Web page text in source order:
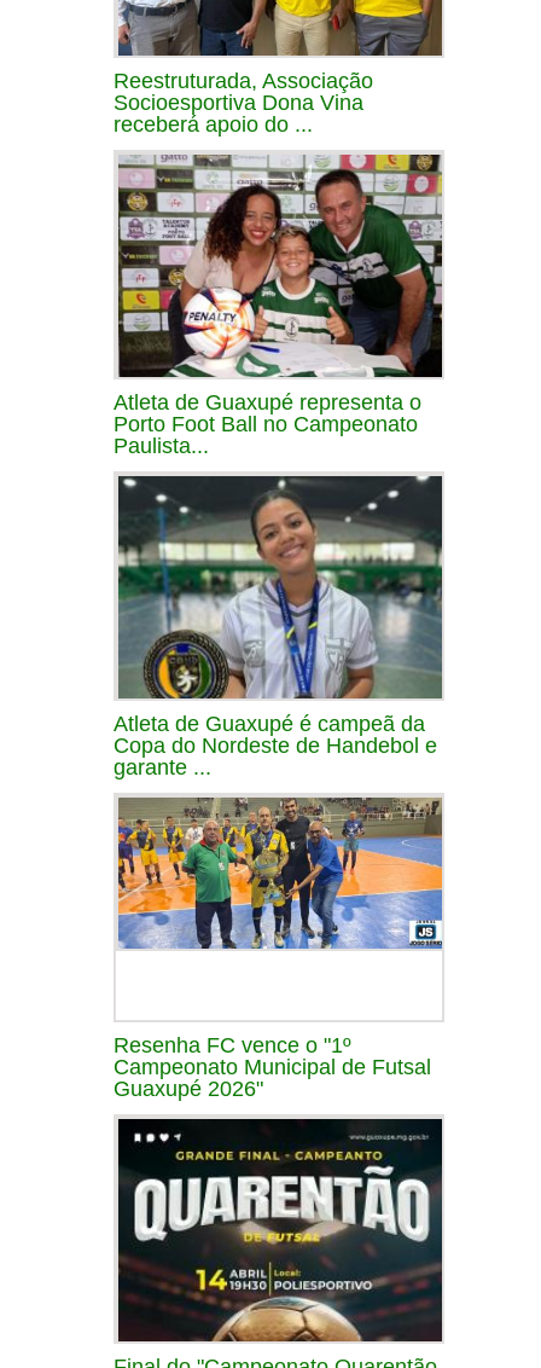
Reestruturada, Associação
Socioesportiva Dona Vina
receberá apoio do ...
Atleta de Guaxupé representa o
Porto Foot Ball no Campeonato
Paulista...
Atleta de Guaxupé é campeã da
Copa do Nordeste de Handebol e
garante ...
Resenha FC vence o "1º
Campeonato Municipal de Futsal
Guaxupé 2026"